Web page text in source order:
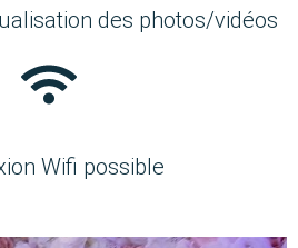
des photos/vidéos
Wifi possible